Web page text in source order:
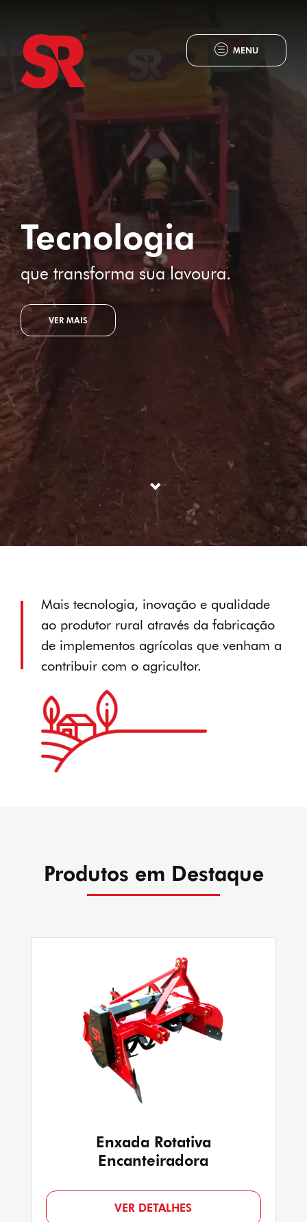
MENU
Tecnologia
que transforma sua lavoura.
VER MAIS
Mais tecnologia, inovação e qualidade
ao produtor rural através da fabricação
de implementos agrícolas que venham a
contribuir com o agricultor.
Produtos em Destaque
Enxada Rotativa
Encanteiradora
VER DETALHES